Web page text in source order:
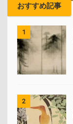
おすすめ記事
1
2